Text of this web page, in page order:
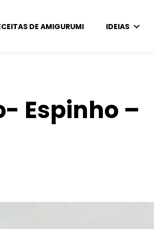
DE AMIGURUMI IDEIAS
Espinho –